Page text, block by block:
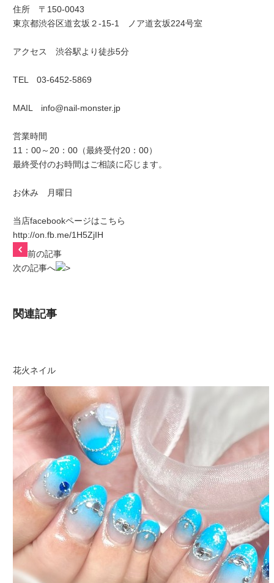
住所 〒150-0043
東京都渋谷区道玄坂２-15-1 ノア道玄坂224号室
アクセス 渋谷駅より徒歩5分
TEL 03-6452-5869
MAIL info@nail-monster.jp
営業時間
11：00～20：00（最終受付20：00）
最終受付のお時間はご相談に応じます。
お休み 月曜日
当店facebookページはこちら
http://on.fb.me/1H5ZjIH
前の記事
次の記事へ
関連記事
花火ネイル